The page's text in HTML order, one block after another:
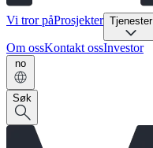
Vi tror påProsjekter Tjenester
Om ossKontakt ossInvestor
no
Søk